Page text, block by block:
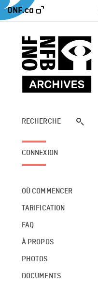
ONF.ca
RECHERCHE
CONNEXION
OÙ COMMENCER
TARIFICATION
FAQ
À PROPOS
PHOTOS
DOCUMENTS